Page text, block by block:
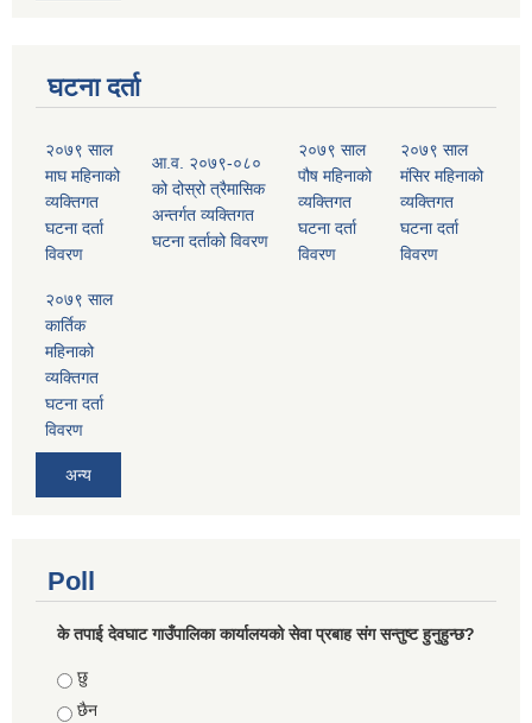
घटना दर्ता
२०७९ साल
माघ महिनाको
व्यक्तिगत
घटना दर्ता
विवरण
आ.व. २०७९-०८०
को दोस्रो त्रैमासिक
अन्तर्गत व्यक्तिगत
घटना दर्ताको विवरण
२०७९ साल
पौष महिनाको
व्यक्तिगत
घटना दर्ता
विवरण
२०७९ साल
मंसिर महिनाको
व्यक्तिगत
घटना दर्ता
विवरण
२०७९ साल
कार्तिक
महिनाको
व्यक्तिगत
घटना दर्ता
विवरण
अन्य
Poll
के तपाई देवघाट गाउँपालिका कार्यालयको सेवा प्रबाह संग सन्तुष्ट हुनुहुन्छ?
Choices
छु
छैन